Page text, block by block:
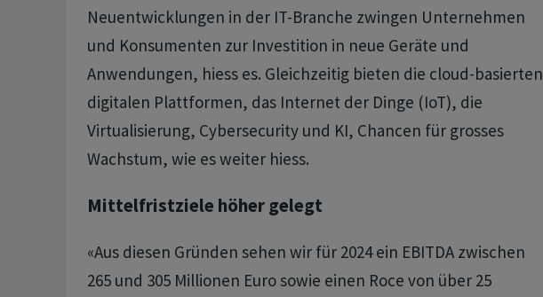
Neuentwicklungen in der IT-Branche zwingen Unternehmen
und Konsumenten zur Investition in neue Geräte und
Anwendungen, hiess es. Gleichzeitig bieten die cloud-basierten
digitalen Plattformen, das Internet der Dinge (IoT), die
Virtualisierung, Cybersecurity und KI, Chancen für grosses
Wachstum, wie es weiter hiess.
Mittelfristziele höher gelegt
«Aus diesen Gründen sehen wir für 2024 ein EBITDA zwischen
265 und 305 Millionen Euro sowie einen Roce von über 25